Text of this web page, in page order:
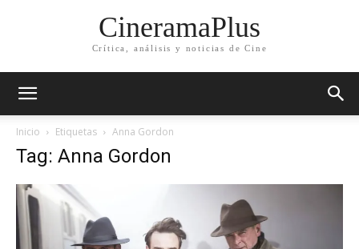
CineramaPlus
Crítica, análisis y noticias de Cine
Inicio Etiquetas Anna Gordon
Tag: Anna Gordon